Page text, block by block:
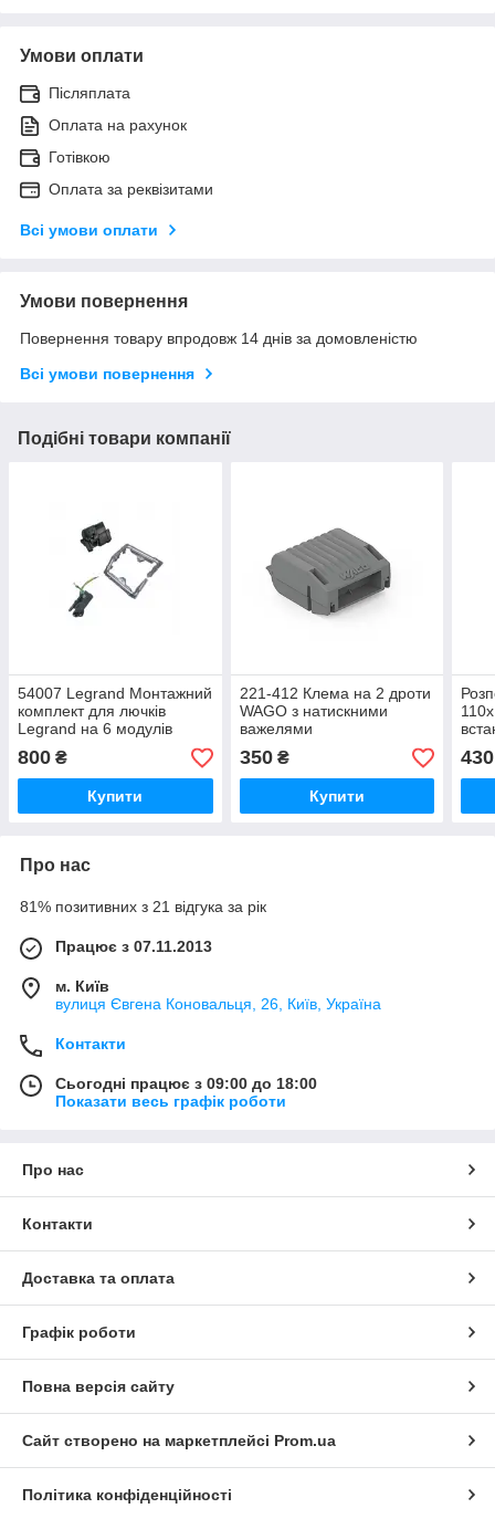
Умови оплати
Післяплата
Оплата на рахунок
Готівкою
Оплата за реквізитами
Всі умови оплати
Умови повернення
Повернення товару впродовж 14 днів за домовленістю
Всі умови повернення
Подібні товари компанії
54007 Legrand Монтажний
комплект для лючків
Legrand на 6 модулів
800 ₴
Купити
221-412 Клема на 2 дроти
WAGO з натискними
важелями
350₴
Купити
L
430
Про нас
81% позитивних з 21 відгука за рік
Працює з 07.11.2013
м. Київ
вулиця Євгена Коновальця, 26, Київ, Україна
Контакти
Сьогодні працює з 09:00 до 18:00
Показати весь графік роботи
Про нас
Контакти
Доставка та оплата
Графік роботи
Повна версія сайту
Сайт створено на маркетплейсі Prom.ua
Політика конфіденційності